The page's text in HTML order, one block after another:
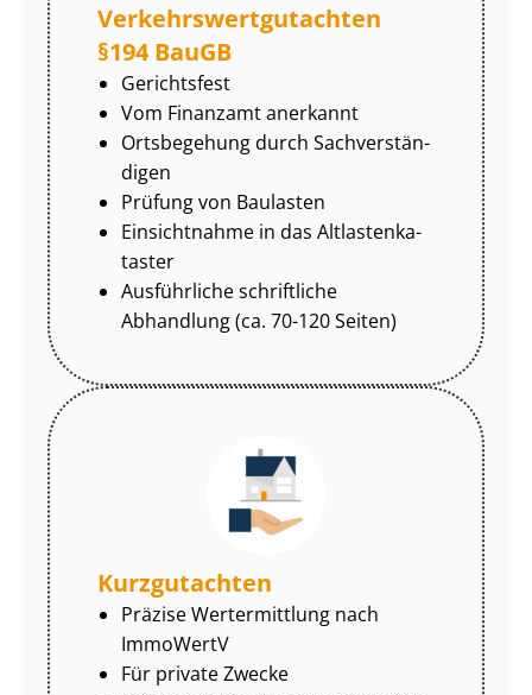
Ver­kehrs­wert­gut­ach­ten
§194 BauGB
Gerichtsfest
Vom Finanzamt anerkannt
Ortsbegehung durch Sach­ver­stän­
di­gen
Prüfung von Baulasten
Einsichtnahme in das Alt­las­ten­ka­
tas­ter
Ausführliche schriftliche
Abhandlung (ca. 70-120 Seiten)
Kurzgutachten
Präzise Wertermittlung nach
ImmoWertV
Für private Zwecke